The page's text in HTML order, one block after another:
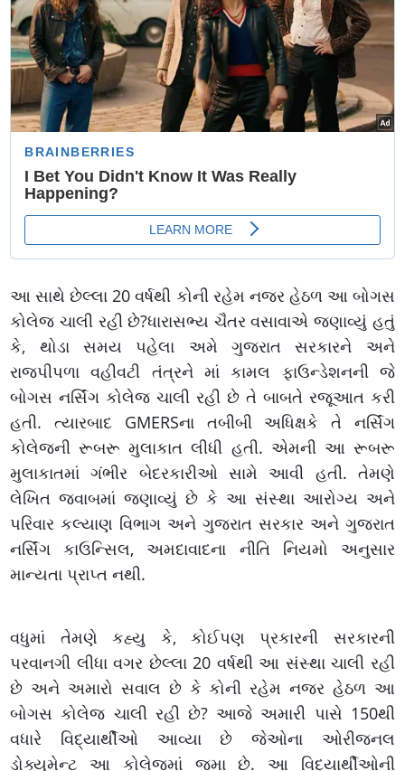
આ સાથે છેલ્લા 20 વર્ષથી કોની રહેમ નજર હેઠળ આ બોગસ
કોલેજ ચાલી રહી છે?ધારાસભ્ય ચૈતર વસાવાએ જણાવ્યું હતું
કે, થોડા સમય પહેલા અમે ગુજરાત સરકારને અને
રાજપીપળા વહીવટી તંત્રને માં કામલ ફાઉન્ડેશનની જે
બોગસ નર્સિંગ કોલેજ ચાલી રહી છે તે બાબતે રજૂઆત કરી
હતી. ત્યારબાદ GMERSના તબીબી અધિક્ષકે તે નર્સિંગ
કોલેજની રૂબરૂ મુલાકાત લીધી હતી. એમની આ રૂબરૂ
મુલાકાતમાં ગંભીર બેદરકારીઓ સામે આવી હતી. તેમણે
લેખિત જવાબમાં જણાવ્યું છે કે આ સંસ્થા આરોગ્ય અને
પરિવાર કલ્યાણ વિભાગ અને ગુજરાત સરકાર અને ગુજરાત
નર્સિંગ કાઉન્સિલ, અમદાવાદના નીતિ નિયમો અનુસાર
માન્યતા પ્રાપ્ત નથી.
વધુમાં તેમણે કહ્યુ કે, કોઈપણ પ્રકારની સરકારની
પરવાનગી લીધા વગર છેલ્લા 20 વર્ષથી આ સંસ્થા ચાલી રહી
છે અને અમારો સવાલ છે કે કોની રહેમ નજર હેઠળ આ
બોગસ કોલેજ ચાલી રહી છે? આજે અમારી પાસે 150થી
વધારે વિદ્યાર્થીઓ આવ્યા છે જેઓના ઓરીજનલ
ડોક્યુમેન્ટ આ કોલેજમાં જમા છે. આ વિદ્યાર્થીઓની